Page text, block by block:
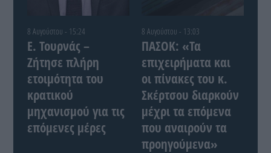
8 Αυγούστου - 15:24
Ε. Τουρνάς –
Ζήτησε πλήρη
ετοιμότητα του
κρατικού
μηχανισμού για τις
επόμενες μέρες
8 Αυγούστου - 13:03
ΠΑΣΟΚ: «Τα
επιχειρήματα και
οι πίνακες του κ.
Σκέρτσου διαρκούν
μέχρι τα επόμενα
που αναιρούν τα
προηγούμενα»